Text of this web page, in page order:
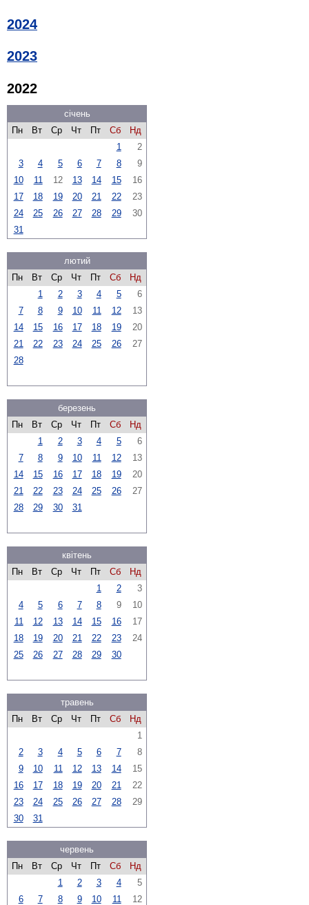
2024
2023
2022
січень
Пн
Вт Ср Чт Пт Сб
Нд
1
2
3
4 5 6 7 8
9
10
11 12 13 14 15
16
17
18 19 20 21 22
23
24
25 26 27 28 29
30
31
лютий
Пн
Вт Ср Чт Пт Сб
Нд
1
2 3 4 5
6
7
8 9 10 11 12
13
14
15 16 17 18 19
20
21
22 23 24 25 26
27
28
березень
Пн
Вт Ср Чт Пт Сб
Нд
1
2 3 4 5
6
7
8 9 10 11 12
13
14
15 16 17 18 19
20
21
22 23 24 25 26
27
28
29 30 31
квітень
Пн
Вт Ср Чт Пт Сб
Нд
1
2
3
4
5 6 7 8 9
10
11
12 13 14 15 16
17
18
19 20 21 22 23
24
25
26 27 28 29 30
травень
Пн
Вт Ср Чт Пт Сб
Нд
1
2
3 4 5 6 7
8
9
10 11 12 13 14
15
16
17 18 19 20 21
22
23
24 25 26 27 28
29
30
31
червень
Пн
Вт Ср Чт Пт Сб
Нд
1
2 3 4
5
6
7 8 9 10 11
12